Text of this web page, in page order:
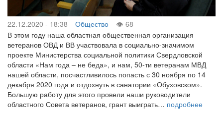
22.12.2020 - 18:38 Общество
68
В этом году наша областная общественная организация
ветеранов ОВД и ВВ участвовала в социально-значимом
проекте Министерства социальной политики Свердловской
области «Нам года – не беда», и нам, 50-ти ветеранам МВД
нашей области, посчастливилось попасть с 30 ноября по 14
декабря 2020 года и отдохнуть в санатории «Обуховском».
Большую работу для этого провели наши руководители
областного Совета ветеранов, грант выиграть… подробнее